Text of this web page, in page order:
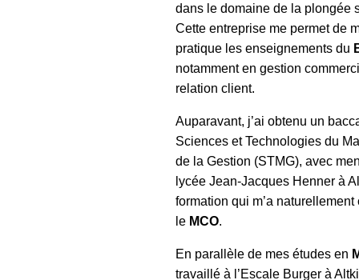
dans le domaine de la plongée
Cette entreprise me permet de
pratique les enseignements du
notamment en gestion
relation client.
Auparavant, j’ai obtenu un
Sciences et Technologies du
de la Gestion (STMG), avec
lycée Jean-Jacques Henner à
formation qui m’a
le MCO.
En parallèle de mes études en
travaillé à l’Escale Burger à